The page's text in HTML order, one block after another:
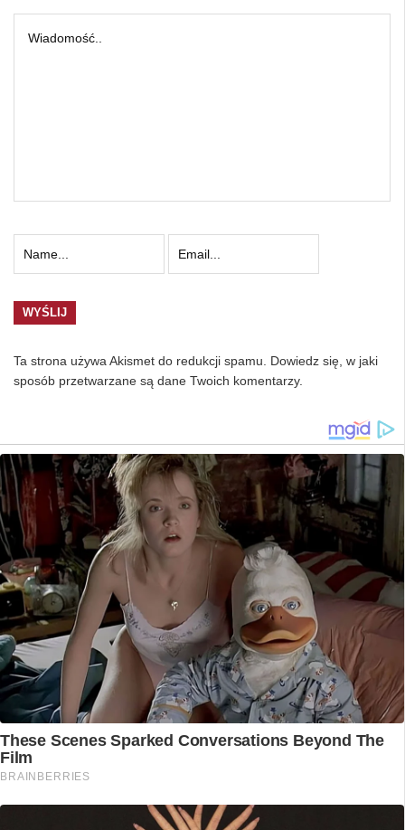
Ta strona używa Akismet do redukcji spamu. Dowiedz się, w jaki
sposób przetwarzane są dane Twoich komentarzy.